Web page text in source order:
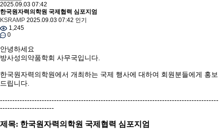
2025.09.03 07:42
한국원자력의학원 국제협력 심포지엄
KSRAMP 2025.09.03 07:42 인기
1,245
0
안녕하세요
방사성의약품학회 사무국입니다.
한국원자력의학원에서 개최하는 국제 행사에 대하여 회원분들에게 홍보
드립니다.
-----------------------------------------------------------------------------------------
----------------------
제목: 한국원자력의학원 국제협력 심포지엄